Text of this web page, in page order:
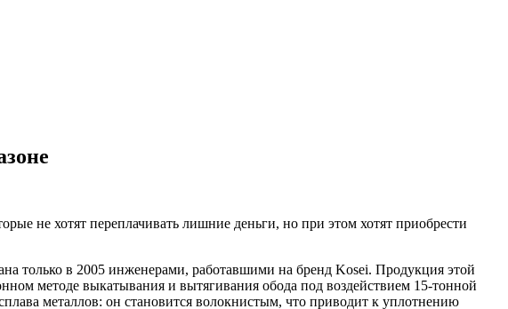
не хотят переплачивать лишние деньги, но при этом хотят приобрести
только в 2005 инженерами, работавшими на бренд Kosei. Продукция этой
методе выкатывания и вытягивания обода под воздействием 15-тонной
металлов: он становится волокнистым, что приводит к уплотнению